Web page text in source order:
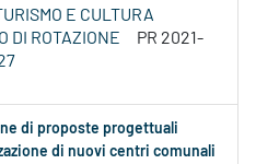
E CULTURA
DI ROTAZIONE
PR 2021-
di proposte progettuali
di nuovi centri comunali